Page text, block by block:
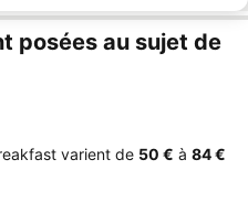
posées au sujet de
varient de ‎50 € à ‎84 €